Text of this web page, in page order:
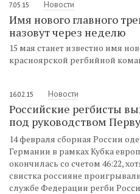
7.05.15 Новости
Имя нового главного
назовут через неделю
15 мая станет известно имя
красноярской регбийной
16.02.15 Новости
Российские регбисты
под руководством
14 февраля сборная России
Германии в рамках Кубка
окончилась со счетом 46:22,
свистка россияне
службе Федерации регби